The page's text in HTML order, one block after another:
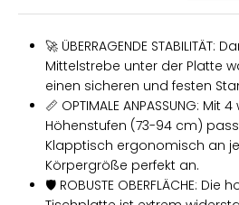
🚀 ÜBERRAGENDE
Mittelstrebe unter der Platte
einen sicheren und festen
📏 OPTIMALE ANPASSUNG: Mit
Höhenstufen (73-94 cm)
Klapptisch ergonomisch an
Körpergröße perfekt an.
🛡️ ROBUSTE OBERFLÄCHE: